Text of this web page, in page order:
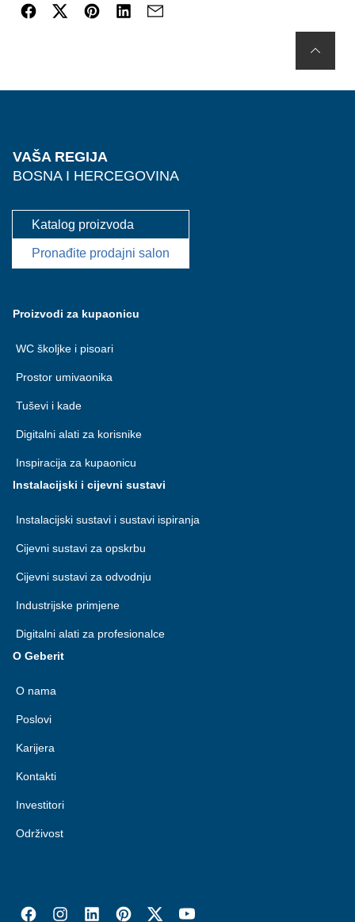
VAŠA REGIJA
BOSNA I HERCEGOVINA
Katalog proizvoda
Pronađite prodajni salon
Proizvodi za kupaonicu
WC školjke i pisoari
Prostor umivaonika
Tuševi i kade
Digitalni alati za korisnike
Inspiracija za kupaonicu
Instalacijski i cijevni sustavi
Instalacijski sustavi i sustavi ispiranja
Cijevni sustavi za opskrbu
Cijevni sustavi za odvodnju
Industrijske primjene
Digitalni alati za profesionalce
O Geberit
O nama
Poslovi
Karijera
Kontakti
Investitori
Održivost